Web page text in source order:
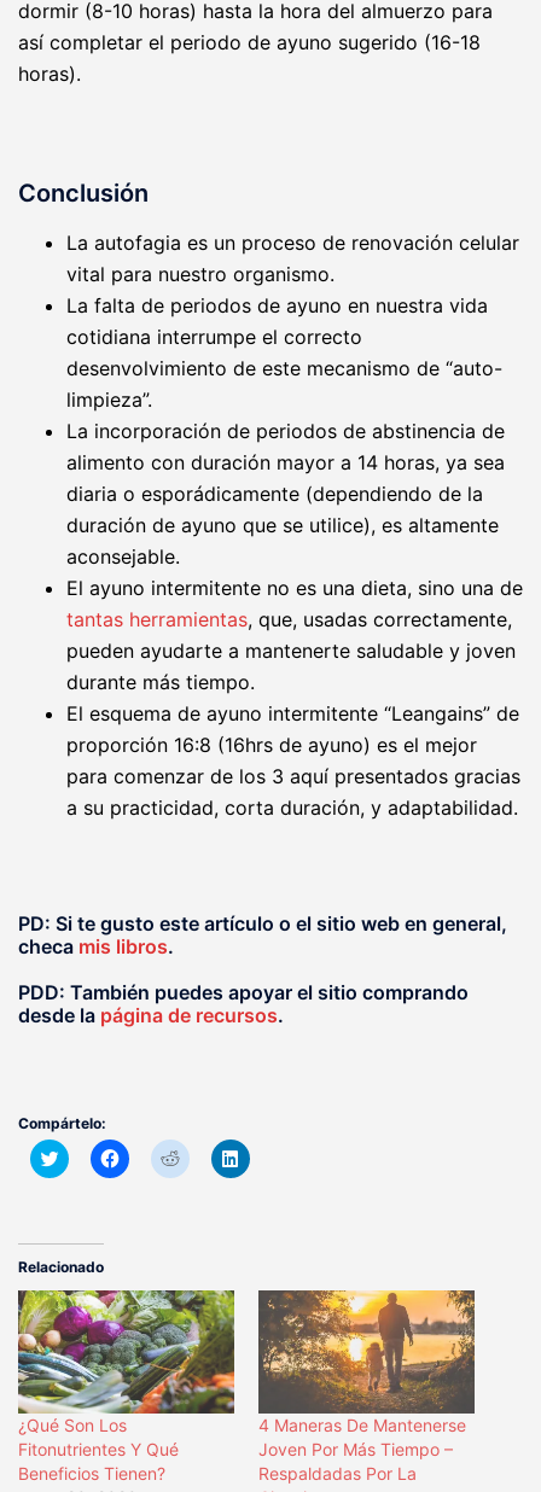
dormir (8-10 horas) hasta la hora del almuerzo para
así completar el periodo de ayuno sugerido (16-18
horas).
Conclusión
La autofagia es un proceso de renovación celular
vital para nuestro organismo.
La falta de periodos de ayuno en nuestra vida
cotidiana interrumpe el correcto
desenvolvimiento de este mecanismo de “auto-
limpieza”.
La incorporación de periodos de abstinencia de
alimento con duración mayor a 14 horas, ya sea
diaria o esporádicamente (dependiendo de la
duración de ayuno que se utilice), es altamente
aconsejable.
El ayuno intermitente no es una dieta, sino una de
tantas herramientas, que, usadas correctamente,
pueden ayudarte a mantenerte saludable y joven
durante más tiempo.
El esquema de ayuno intermitente “Leangains” de
proporción 16:8 (16hrs de ayuno) es el mejor
para comenzar de los 3 aquí presentados gracias
a su practicidad, corta duración, y adaptabilidad.
PD: Si te gusto este artículo o el sitio web en general,
checa mis libros.
PDD: También puedes apoyar el sitio comprando
desde la página de recursos.
Compártelo:
Haz
clic
(Se
abre
una
ventana
nueva)
Haz
clic
una
ventana
nueva)
Haz
clic
una
ventana
nueva)
Haz
clic
una
ventana
nueva)
Relacionado
¿Qué Son Los
Fitonutrientes Y Qué
Beneficios Tienen?
4 Maneras De Mantenerse
Joven Por Más Tiempo –
Respaldadas Por La